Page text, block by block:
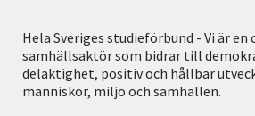
Hela Sveriges studieförbund - Vi är en
samhällsaktör som bidrar till
delaktighet, positiv och hållbar
människor, miljö och samhällen.